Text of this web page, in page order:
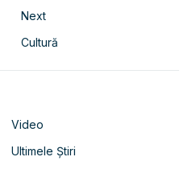
Next
Cultură
Video
Ultimele Știri